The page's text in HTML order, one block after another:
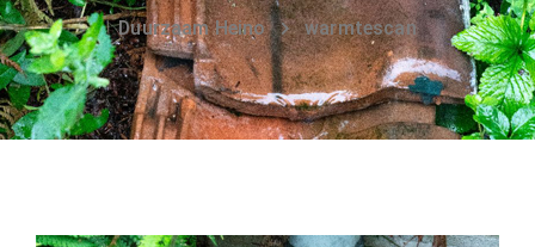
Duurzaam Heino warmtescan